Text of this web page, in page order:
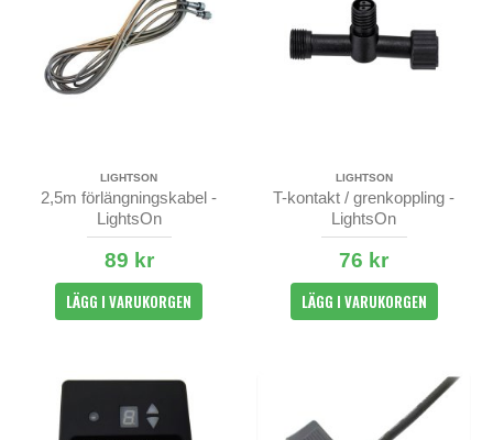
LIGHTSON
2,5m förlängningskabel -
LightsOn
89 kr
LÄGG I VARUKORGEN
LIGHTSON
T-kontakt / grenkoppling -
LightsOn
76 kr
LÄGG I VARUKORGEN